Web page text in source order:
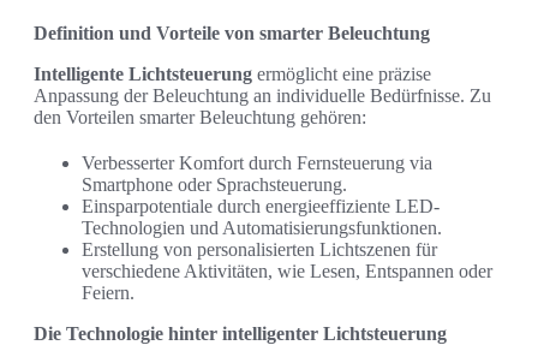
Definition und Vorteile von smarter Beleuchtung
Intelligente Lichtsteuerung ermöglicht eine präzise
Anpassung der Beleuchtung an individuelle Bedürfnisse. Zu
den Vorteilen smarter Beleuchtung gehören:
Verbesserter Komfort durch Fernsteuerung via
Smartphone oder Sprachsteuerung.
Einsparpotentiale durch energieeffiziente LED-
Technologien und Automatisierungsfunktionen.
Erstellung von personalisierten Lichtszenen für
verschiedene Aktivitäten, wie Lesen, Entspannen oder
Feiern.
Die Technologie hinter intelligenter Lichtsteuerung